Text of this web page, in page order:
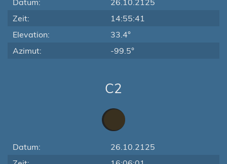
Datum:
26.10.2125
Zeit:
14:55:41
Elevation:
33.4°
Azimut:
-99.5°
C2
Datum:
26.10.2125